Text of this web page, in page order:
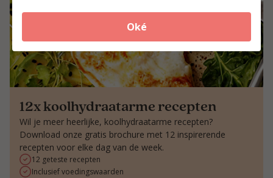
Oké
12x koolhydraatarme recepten
Wil je meer heerlijke, koolhydraatarme recepten?
Download onze gratis brochure met 12 inspirerende
recepten voor elke dag van de week.
12 geteste recepten
Inclusief voedingswaarden